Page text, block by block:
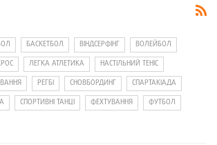
БАСКЕТБОЛ ВІНДСЕРФІНГ
ВОЛЕЙБОЛ
ЛЕГКА АТЛЕТИКА
НАСТІЛЬНИЙ ТЕНІС
РЕГБІ СНОВБОРДИНГ
СПАРТАКІАДА
СПОРТИВНІ ТАНЦІ ФЕХТУВАННЯ
ФУТБОЛ